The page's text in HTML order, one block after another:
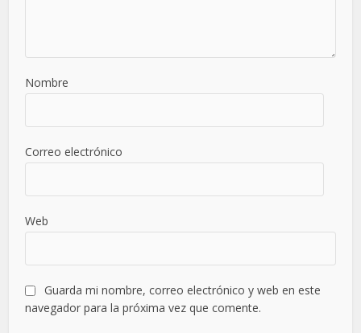
Nombre
Correo electrónico
Web
Guarda mi nombre, correo electrónico y web en este
navegador para la próxima vez que comente.